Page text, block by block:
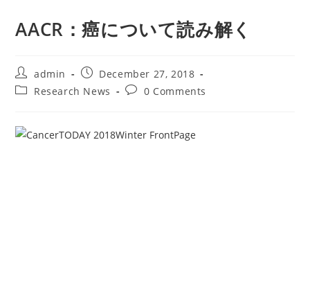
AACR：癌について読み解く
Post
author:
admin
Post
published:
December 27, 2018
PostResearch News
Post0 Comments